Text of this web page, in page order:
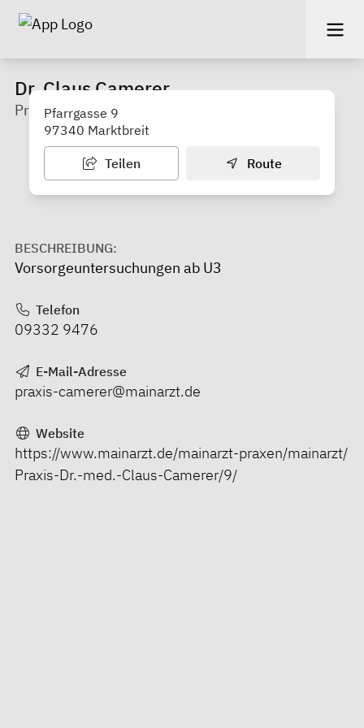
Dr. Claus Camerer
PraxisPfarrgasse 9
97340 Marktbreit
Teilen Route
BESCHREIBUNG:
Vorsorgeuntersuchungen ab U3
Telefon
09332 9476
E-Mail-Adresse
praxis-camerer@mainarzt.de
Website
https://www.mainarzt.de/mainarzt-praxen/mainarzt/
Praxis-Dr.-med.-Claus-Camerer/9/